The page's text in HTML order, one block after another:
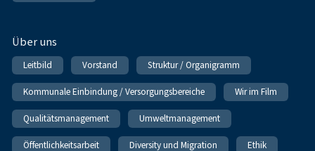
Über uns
Leitbild Vorstand Struktur / Organigramm
Kommunale Einbindung / Versorgungsbereiche Wir im Film
Qualitätsmanagement Umweltmanagement
Öffentlichkeitsarbeit Diversity und Migration Ethik